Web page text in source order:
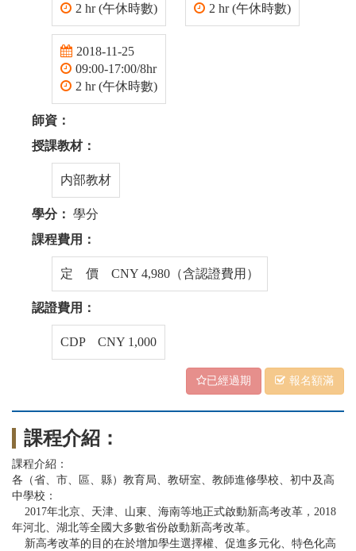
2 hr (午休時數)
2 hr (午休時數)
2018-11-25
09:00-17:00/8hr
2 hr (午休時數)
師資：
授課教材：
内部教材
學分： 學分
課程費用：
定 價 CNY 4,980（含認證費用）
認證費用：
CDP CNY 1,000
已經過期 報名額滿
課程介紹：
課程介紹：
各（省、市、區、縣）教育局、教研室、教師進修學校、初中及高
中學校：
2017年北京、天津、山東、海南等地正式啟動新高考改革，2018
年河北、湖北等全國大多數省份啟動新高考改革。
新高考改革的目的在於增加學生選擇權、促進多元化、特色化高